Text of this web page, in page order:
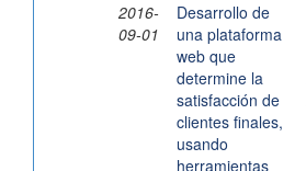
2016-
09-01
Desarrollo de
una plataforma
web que
determine la
satisfacción de
clientes finales,
usando
herramientas